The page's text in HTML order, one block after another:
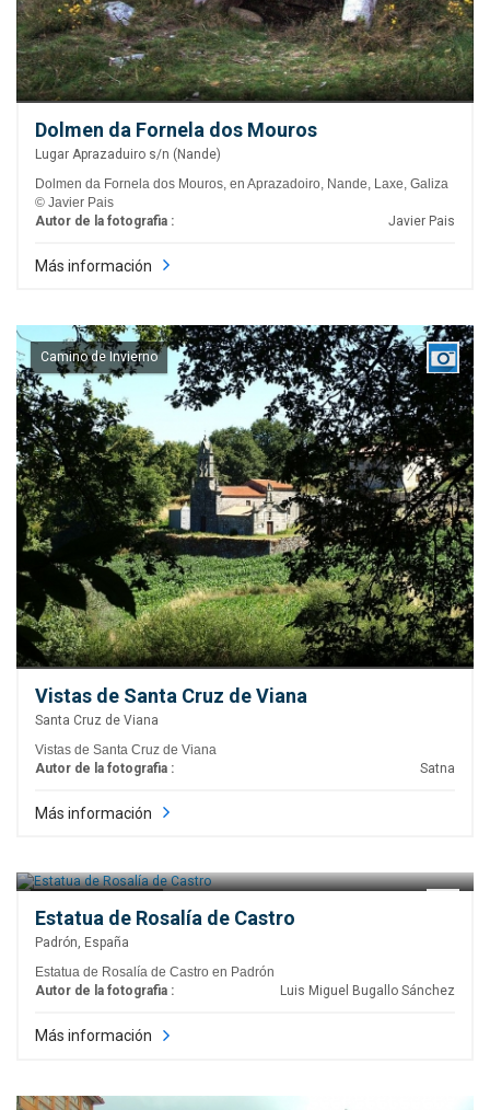
Dolmen da Fornela dos Mouros
Lugar Aprazaduiro s/n (Nande)
Dolmen da Fornela dos Mouros, en Aprazadoiro, Nande, Laxe, Galiza
© Javier Pais
Autor de la fotografia :
Javier Pais
Más información
Camino de Invierno
Vistas de Santa Cruz de Viana
Santa Cruz de Viana
Vistas de Santa Cruz de Viana
Autor de la fotografia :
Satna
Más información
Estatua de Rosalía de Castro
Padrón, España
Estatua de Rosalía de Castro en Padrón
Autor de la fotografia :
Luis Miguel Bugallo Sánchez
Más información